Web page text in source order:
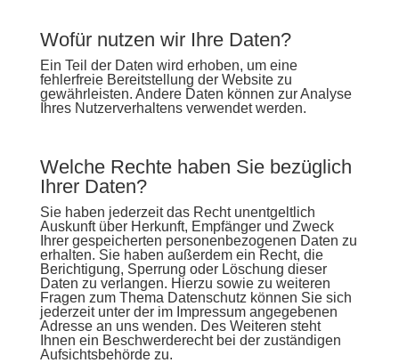
Wofür nutzen wir Ihre Daten?
Ein Teil der Daten wird erhoben, um eine
fehlerfreie Bereitstellung der Website zu
gewährleisten. Andere Daten können zur Analyse
Ihres Nutzerverhaltens verwendet werden.
Welche Rechte haben Sie bezüglich
Ihrer Daten?
Sie haben jederzeit das Recht unentgeltlich
Auskunft über Herkunft, Empfänger und Zweck
Ihrer gespeicherten personenbezogenen Daten zu
erhalten. Sie haben außerdem ein Recht, die
Berichtigung, Sperrung oder Löschung dieser
Daten zu verlangen. Hierzu sowie zu weiteren
Fragen zum Thema Datenschutz können Sie sich
jederzeit unter der im Impressum angegebenen
Adresse an uns wenden. Des Weiteren steht
Ihnen ein Beschwerderecht bei der zuständigen
Aufsichtsbehörde zu.